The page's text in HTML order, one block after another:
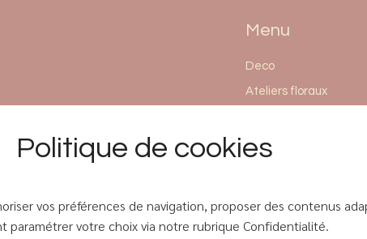
Politique de cookies
vos préférences de navigation, proposer des contenus
paramétrer votre choix via notre rubrique Confidentialité.
Menu
Deco
Ateliers floraux
À propos